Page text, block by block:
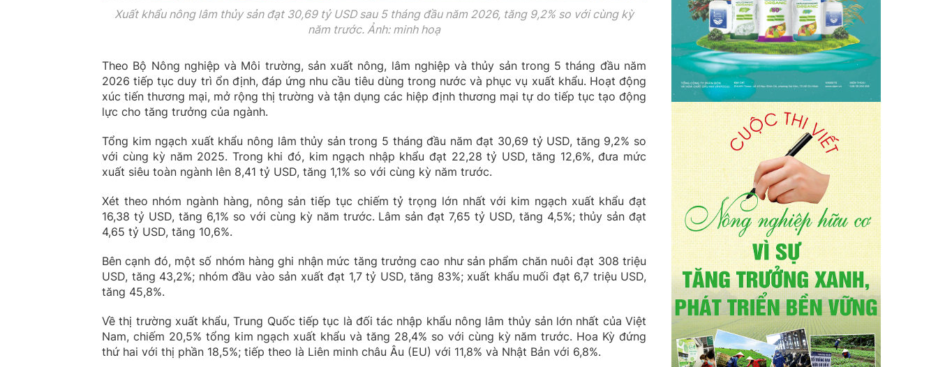
Xuất khẩu nông lâm thủy sản đạt 30,69 tỷ USD sau 5 tháng đầu năm 2026, tăng 9,2% so với cùng kỳ
năm trước. Ảnh: minh hoạ
Theo Bộ Nông nghiệp và Môi trường, sản xuất nông, lâm nghiệp và thủy sản trong 5 tháng đầu năm
2026 tiếp tục duy trì ổn định, đáp ứng nhu cầu tiêu dùng trong nước và phục vụ xuất khẩu. Hoạt động
xúc tiến thương mại, mở rộng thị trường và tận dụng các hiệp định thương mại tự do tiếp tục tạo động
lực cho tăng trưởng của ngành.
Tổng kim ngạch xuất khẩu nông lâm thủy sản trong 5 tháng đầu năm đạt 30,69 tỷ USD, tăng 9,2% so
với cùng kỳ năm 2025. Trong khi đó, kim ngạch nhập khẩu đạt 22,28 tỷ USD, tăng 12,6%, đưa mức
xuất siêu toàn ngành lên 8,41 tỷ USD, tăng 1,1% so với cùng kỳ năm trước.
Xét theo nhóm ngành hàng, nông sản tiếp tục chiếm tỷ trọng lớn nhất với kim ngạch xuất khẩu đạt
16,38 tỷ USD, tăng 6,1% so với cùng kỳ năm trước. Lâm sản đạt 7,65 tỷ USD, tăng 4,5%; thủy sản đạt
4,65 tỷ USD, tăng 10,6%.
Bên cạnh đó, một số nhóm hàng ghi nhận mức tăng trưởng cao như sản phẩm chăn nuôi đạt 308 triệu
USD, tăng 43,2%; nhóm đầu vào sản xuất đạt 1,7 tỷ USD, tăng 83%; xuất khẩu muối đạt 6,7 triệu USD,
tăng 45,8%.
Về thị trường xuất khẩu, Trung Quốc tiếp tục là đối tác nhập khẩu nông lâm thủy sản lớn nhất của Việt
Nam, chiếm 20,5% tổng kim ngạch xuất khẩu và tăng 28,4% so với cùng kỳ năm trước. Hoa Kỳ đứng
thứ hai với thị phần 18,5%; tiếp theo là Liên minh châu Âu (EU) với 11,8% và Nhật Bản với 6,8%.